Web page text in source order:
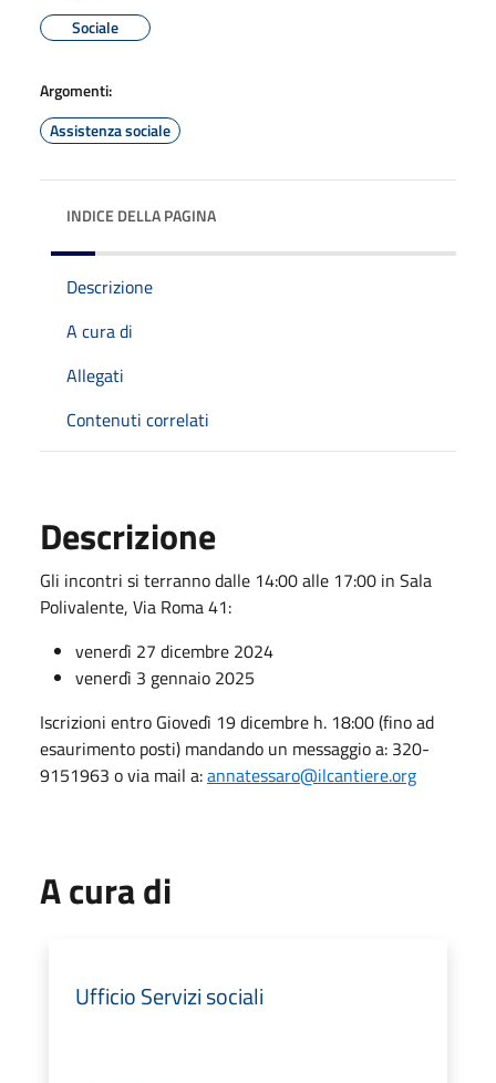
Sociale
Argomenti:
Assistenza sociale
INDICE DELLA PAGINA
Descrizione
A cura di
Allegati
Contenuti correlati
Descrizione
Gli incontri si terranno dalle 14:00 alle 17:00 in Sala
Polivalente, Via Roma 41:
venerdì 27 dicembre 2024
venerdì 3 gennaio 2025
Iscrizioni entro Giovedì 19 dicembre h. 18:00 (fino ad
esaurimento posti) mandando un messaggio a: 320-
9151963 o via mail a:annatessaro@ilcantiere.org
A cura di
Ufficio Servizi sociali